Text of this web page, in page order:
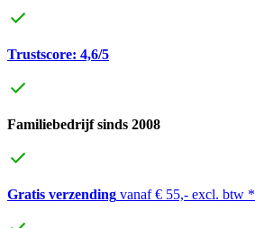
Trustscore: 4,6/5
Familiebedrijf sinds 2008
Gratis verzending vanaf € 55,- excl. btw *